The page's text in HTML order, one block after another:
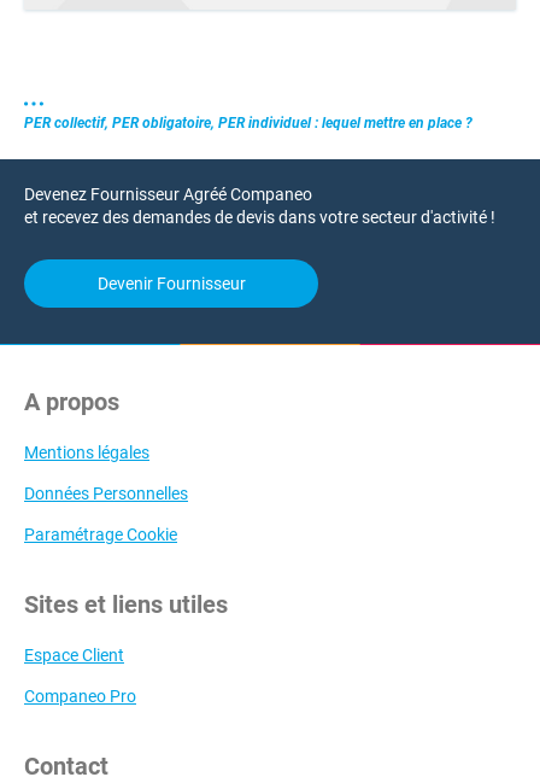
PER collectif, PER obligatoire, PER individuel : lequel mettre en place ?
Devenez Fournisseur Agréé Companeo
et recevez des demandes de devis dans votre secteur d'activité !
Devenir Fournisseur
A propos
Mentions légales
Données Personnelles
Paramétrage Cookie
Sites et liens utiles
Espace Client
Companeo Pro
Contact